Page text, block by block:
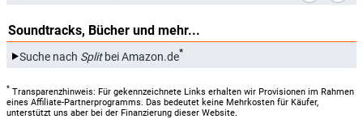
Soundtracks, Bücher und mehr...
Suche nach Splitbei Amazon.de*
* Transparenzhinweis: Für gekennzeichnete Links erhalten wir Provisionen im Rahmen
eines Affiliate-Partnerprogramms. Das bedeutet keine Mehrkosten für Käufer,
unterstützt uns aber bei der Finanzierung dieser Website.